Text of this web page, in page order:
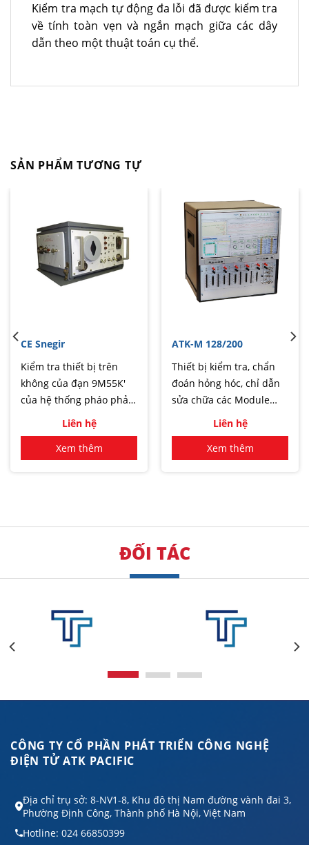
Kiểm tra mạch tự động đa lỗi đã được kiểm tra
về tính toàn vẹn và ngắn mạch giữa các dây
dẫn theo một thuật toán cụ thể.
SẢN PHẨM TƯƠNG TỰ
CE Snegir
Kiểm tra thiết bị trên
không của đạn 9М55К'
của hệ thống pháo phản
“Smerch”) bằng cách bảo
dưỡng định kỳ đạn.
Liên hệ
Xem thêm
ATK-M 128/200
Thiết bị kiểm tra, chẩn
đoán hỏng hóc, chỉ dẫn
sửa chữa các Module
các module điện tử làm
việc ở tần số cao (128
Liên hệ
Xem thêm
ĐỐI TÁC
CÔNG TY CỔ PHẦN PHÁT TRIỂN CÔNG NGHỆ
ĐIỆN TỬ ATK PACIFIC
Địa chỉ trụ sở: 8-NV1-8, Khu đô thị Nam đường vành đai 3,
Phường Định Công, Thành phố Hà Nội, Việt Nam
Hotline: 024 66850399